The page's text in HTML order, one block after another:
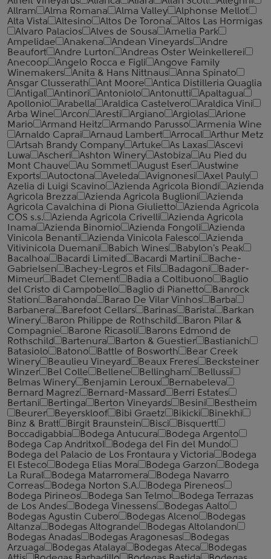
Allram
Alma Romana Alma Valley
Alphonse Mellot
Alta Vista
Altesino Altos De Torona
Altos Las Hormigas
Alvaro Palacios
Alves de Sousa
Amelia Park
Ampelidae
Anakena Andean Vineyards
Andre
Beaufort
Andre Lurton
Andreas Oster Weinkellerei
Anecoop
Angelo Rocca е Figli
Angove Family
Winemakers
Anita & Hans Nittnaus
Anna Spinato
Ansgar Clusserath
Ant Moore
Antica Distilleria Quaglia
Antigal
Antinori Antoniolo Antonutti
Apaltagua
Apollonio
Arabella Araldica Castelvero
Araldica Vini
Arba Wine
Arcon Aresti Argiano Argiolas
Arione
Mario
Armand Heitz Armando Parusso
Armenia Wine
Arnaldo Caprai
Arnaud Lambert Arrocal
Arthur Metz
Artsah Brandy Company
Artuke As Laxas
Ascevi
Luwa
Ascheri Ashton Winery Astobiza
Au Pied du
Mont Chauve
Au Sommet August Eser
Austwine
Exports
Autoctona Aveleda Avignonesi
Axel Pauly
Azelia di Luigi Scavino
Azienda Agricola Biondi
Azienda
Agricola Brezza
Azienda Agricola Buglioni
Azienda
Agricola Cavalchina di Piona Giulietto
Azienda Agricola
COS s.s.
Azienda Agricola Crivelli
Azienda Agricola
Inama
Azienda Binomio Azienda Fongoli
Azienda
Vinicola Benanti
Azienda Vinicola Falesco
Azienda
Vitivinicola Duemani
Babich Wines
Babylon's Peak
Bacalhoa
Bacardi Limited Bacardi Martini
Bache-
Gabrielsen
Bachey-Legros et Fils Badagoni
Bader-
Mimeur
Badet Clement Badia a Coltibuono
Baglio
del Cristo di Campobello
Baglio di Pianetto
Banrock
Station
Barahonda Barao De Vilar Vinhos
Barba
Barbanera
Barefoot Cellars Barinas Barista
Barkan
Winery
Baron Philippe de Rothschild
Baron Pilar &
Compagnie
Barone Ricasoli
Barons Edmond de
Rothschild
Bartenura Barton & Guestier
Bastianich
Batasiolo
Batono Battle of Bosworth
Bear Creek
Winery
Beaulieu Vineyard Beaux Freres
Becksteiner
Winzer
Bel Colle Bellene Bellingham
Bellussi
Belmas Winery
Benjamin Leroux
Bernabeleva
Bernard Magrez
Bernard-Massard
Berri Estates
Bertani
Bertinga Berton Vineyards Besini
Bestheim
Beurer
Beyerskloof Bibi Graetz Bikicki
Binekhi
Binz & Bratt
Birgit Braunstein Bisci
Bisquertt
Boccadigabbia
Bodega Antucura
Bodega Argento
Bodega Cap Andritxol
Bodega del Fin del Mundo
Bodega del Palacio de Los Frontaura y Victoria
Bodega
El Esteco
Bodega Elias Mora Bodega Garzon
Bodega
La Rural
Bodega Matarromera
Bodega Navarro
Correas
Bodega Norton S.A.
Bodega Pireneos
Bodega Pirineos
Bodega San Telmo
Bodega Terrazas
de Los Andes
Bodega Vinessens
Bodegas Aalto
Bodegas Agustin Cubero
Bodegas Alceno
Bodegas
Altanza
Bodegas Altogrande
Bodegas Altolandon
Bodegas Anadas
Bodegas Aragonesas
Bodegas
Arzuaga
Bodegas Atalaya Bodegas Ateca
Bodegas